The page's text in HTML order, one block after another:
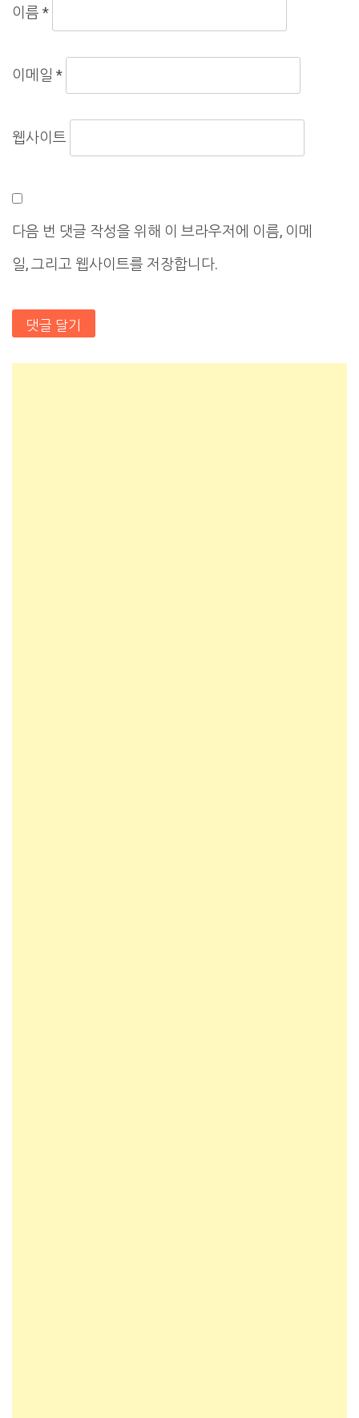
이름 *
이메일 *
웹사이트
다음 번 댓글 작성을 위해 이 브라우저에 이름, 이메
일, 그리고 웹사이트를 저장합니다.